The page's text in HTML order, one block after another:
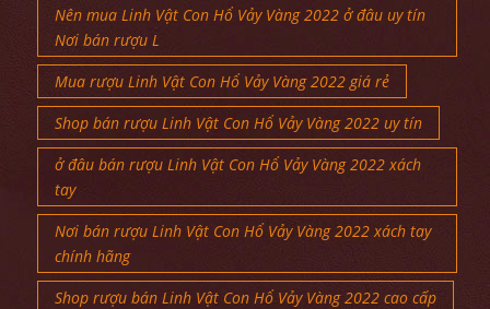
Nên mua Linh Vật Con Hổ Vảy Vàng 2022 ở đâu uy tín
Nơi bán rượu L
Mua rượu Linh Vật Con Hổ Vảy Vàng 2022 giá rẻ
Shop bán rượu Linh Vật Con Hổ Vảy Vàng 2022 uy tín
ở đâu bán rượu Linh Vật Con Hổ Vảy Vàng 2022 xách
tay
Nơi bán rượu Linh Vật Con Hổ Vảy Vàng 2022 xách tay
chính hãng
Shop rượu bán Linh Vật Con Hổ Vảy Vàng 2022 cao cấp